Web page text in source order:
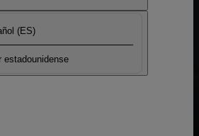
(ES)
estadounidense